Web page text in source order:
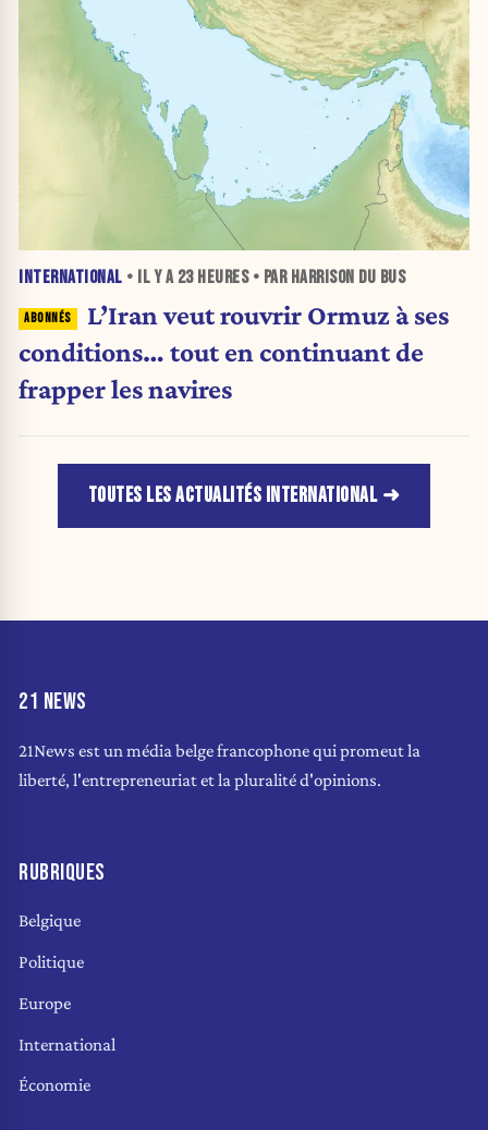
INTERNATIONAL • IL Y A 23 HEURES• PAR HARRISON DU BUS
L’Iran veut rouvrir Ormuz à ses
conditions… tout en continuant de
frapper les navires
TOUTES LES ACTUALITÉS INTERNATIONAL
21 NEWS
21News est un média belge francophone qui promeut la
liberté, l'entrepreneuriat et la pluralité d'opinions.
RUBRIQUES
Belgique
Politique
Europe
International
Économie